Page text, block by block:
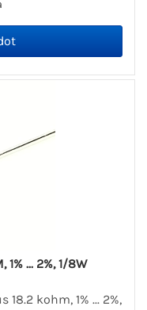
1% ... 2%, 1/8W
kohm, 1% ... 2%,